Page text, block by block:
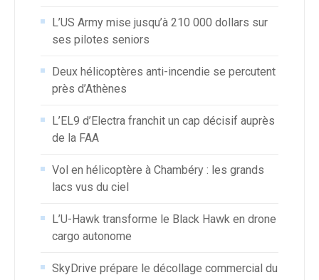
L’US Army mise jusqu’à 210 000 dollars sur
ses pilotes seniors
Deux hélicoptères anti-incendie se percutent
près d’Athènes
L’EL9 d’Electra franchit un cap décisif auprès
de la FAA
Vol en hélicoptère à Chambéry : les grands
lacs vus du ciel
L’U-Hawk transforme le Black Hawk en drone
cargo autonome
SkyDrive prépare le décollage commercial du